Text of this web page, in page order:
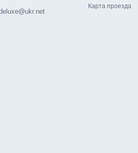
Карта проезда